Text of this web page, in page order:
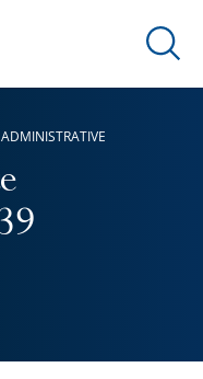
Ouvrir